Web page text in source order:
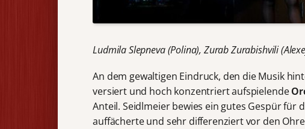
Ludmila Slepneva (Polina), Zurab Zurabishvili
An dem gewaltigen Eindruck, den die Musik
versiert und hoch konzentriert aufspielende
Anteil. Seidlmeier bewies ein gutes Gespür für
auffächerte und sehr differenziert vor den